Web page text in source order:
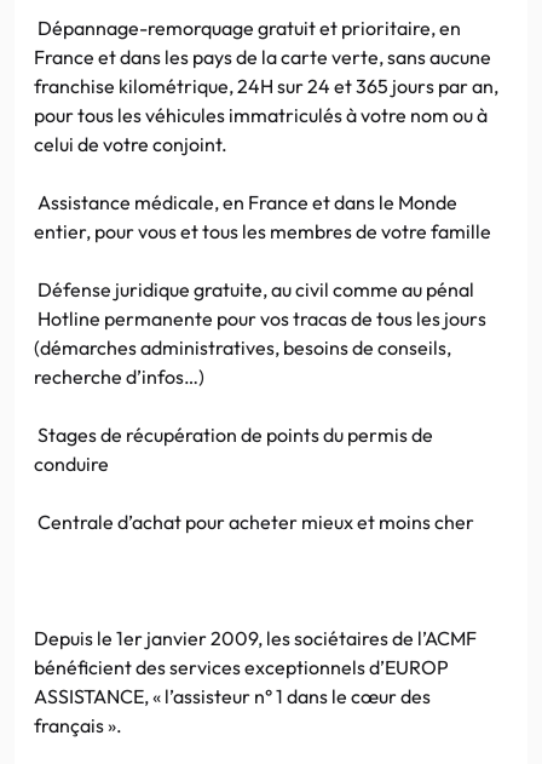
Dépannage-remorquage gratuit et prioritaire, en
France et dans les pays de la carte verte, sans aucune
franchise kilométrique,24H sur 24 et 365 jours par an,
pour tous les véhicules immatriculés à votre nom ou à
celui de votre conjoint.
Assistance médicale, en France et dans le Monde
entier, pour vous et tous les membres de votre famille
Défense juridique gratuite, au civil comme au pénal
Hotline permanente pour vos tracas de tous les jours
(démarches administratives, besoins de conseils,
recherche d’infos…)
Stages de récupération de points du permis de
conduire
Centrale d’achat pour acheter mieux et moins cher
Depuis le 1er janvier 2009, les sociétaires de l’ACMF
bénéficient des services exceptionnelsd’EUROP
ASSISTANCE, « l’assisteur n° 1 dans le cœurdes
français ».